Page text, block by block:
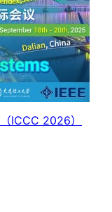
（ICCC 2026）